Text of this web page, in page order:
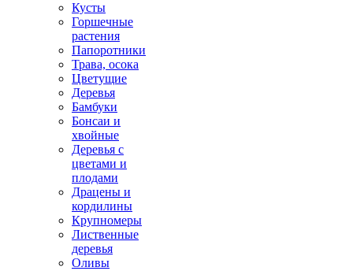
Кусты
Горшечные
растения
Папоротники
Трава, осока
Цветущие
Деревья
Бамбуки
Бонсаи и
хвойные
Деревья с
цветами и
плодами
Драцены и
кордилины
Крупномеры
Лиственные
деревья
Оливы